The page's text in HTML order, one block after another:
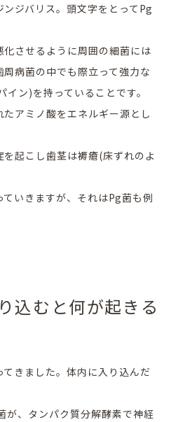
ジバリス。頭文字をとってPg
させるように周囲の細菌には
病菌の中でも際立って強力な
ン)を持っていることです。
アミノ酸をエネルギー源とし
起こし歯茎は褥瘡(床ずれのよ
いきますが、それはPg菌も例
込むと何が起きる
きました。体内に入り込んだ
が、タンパク質分解酵素で神経